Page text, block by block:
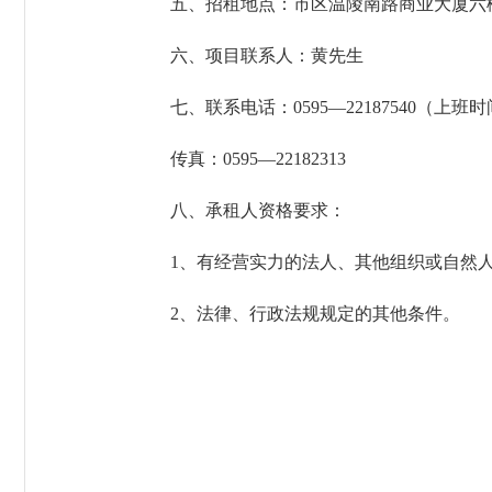
六、项目联系人：黄先生
七、联系电话：0595—22187540（上班时
传真：0595—22182313
八、承租人资格要求：
1、有经营实力的法人、其他组织或自然人
2、法律、行政法规规定的其他条件。